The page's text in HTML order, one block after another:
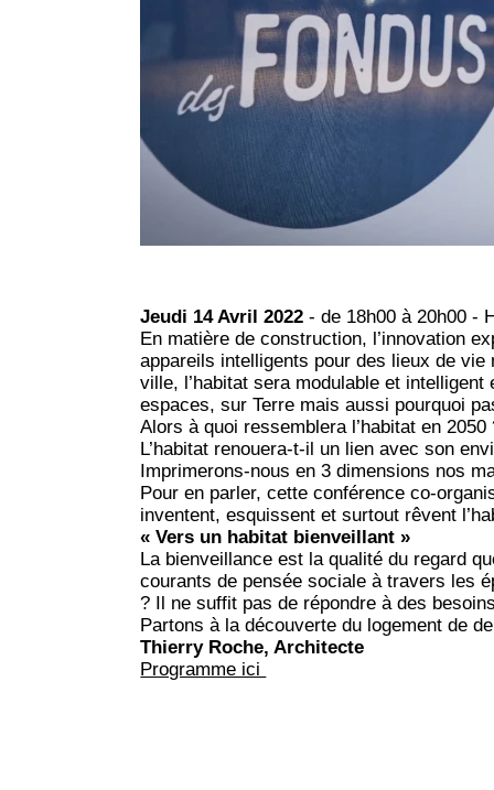
Jeudi 14 Avril 2022 - de 18h00 à 20h00 -
En matière de construction, l’innovation
appareils intelligents pour des lieux de
ville, l’habitat sera modulable et
espaces, sur Terre mais aussi pourquoi
Alors à quoi ressemblera l’habitat en
L’habitat renouera-t-il un lien avec son
Imprimerons-nous en 3 dimensions nos
Pour en parler, cette conférence co-
inventent, esquissent et surtout rêvent
« Vers un habitat bienveillant »
La bienveillance est la qualité du regard
courants de pensée sociale à travers les
? Il ne suffit pas de répondre à des
Partons à la découverte du logement de
Thierry Roche, Architecte
Programme ici